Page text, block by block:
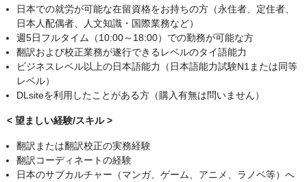
日本での就労が可能な在留資格をお持ちの方（永住者、定住者、
日本人配偶者、人文知識・国際業務など）
週5日フルタイム（10:00～18:00）での勤務が可能な方
翻訳および校正業務が遂行できるレベルのタイ語能力
ビジネスレベル以上の日本語能力（日本語能力試験N1または同等
レベル）
DLsiteを利用したことがある方（購入有無は問いません）
< 望ましい経験/スキル >
翻訳または翻訳校正の実務経験
翻訳コーディネートの経験
日本のサブカルチャー（マンガ、ゲーム、アニメ、ラノベ等）へ